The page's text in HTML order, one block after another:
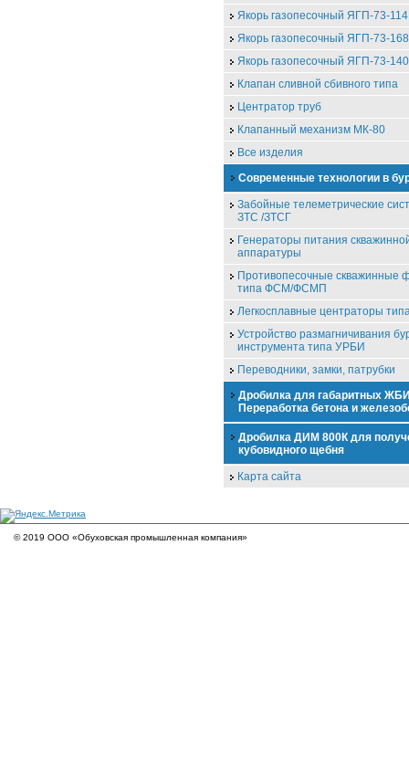
Якорь газопесочный ЯГП-73-114
Якорь газопесочный ЯГП-73-168
Якорь газопесочный ЯГП-73-140
Клапан сливной сбивного типа
Центратор труб
Клапанный механизм МК-80
Все изделия
Современные технологии в
Забойные телеметрические
ЗТС /ЗТСГ
Генераторы питания
аппаратуры
Противопесочные скважинные
типа ФСМ/ФСМП
Легкосплавные центраторы
Устройство размагничивания
инструмента типа УРБИ
Переводники, замки, патрубки
Дробилка для габаритных
Переработка бетона и
Дробилка ДИМ 800К для
кубовидного щебня
Карта сайта
© 2019 ООО «Обуховская промышленная компания»